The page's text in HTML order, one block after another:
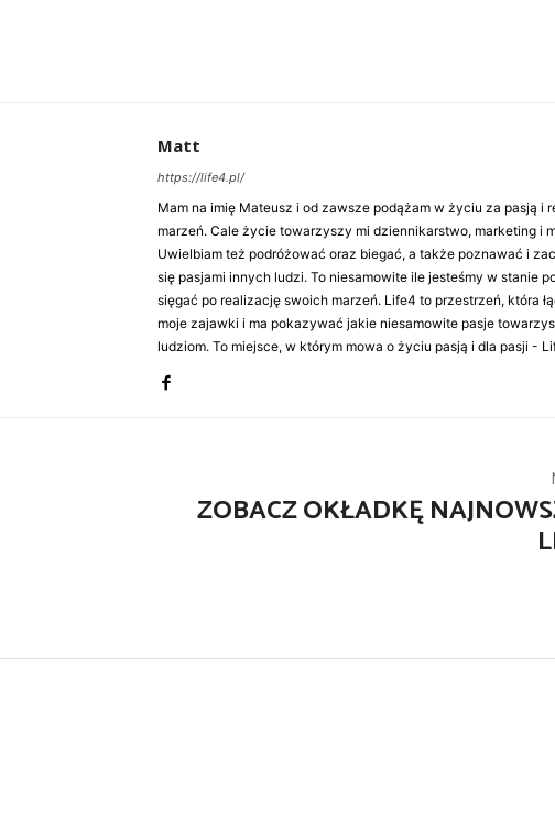
Matt
https://life4.pl/
Mam na imię Mateusz i od zawsze podążam w życiu za pasją i
marzeń. Cale życie towarzyszy mi dziennikarstwo, marketing i
Uwielbiam też podróżować oraz biegać, a także poznawać i
się pasjami innych ludzi. To niesamowite ile jesteśmy w stanie
sięgać po realizację swoich marzeń. Life4 to przestrzeń, która
moje zajawki i ma pokazywać jakie niesamowite pasje
ludziom. To miejsce, w którym mowa o życiu pasją i dla pasji -
ZOBACZ OKŁADKĘ